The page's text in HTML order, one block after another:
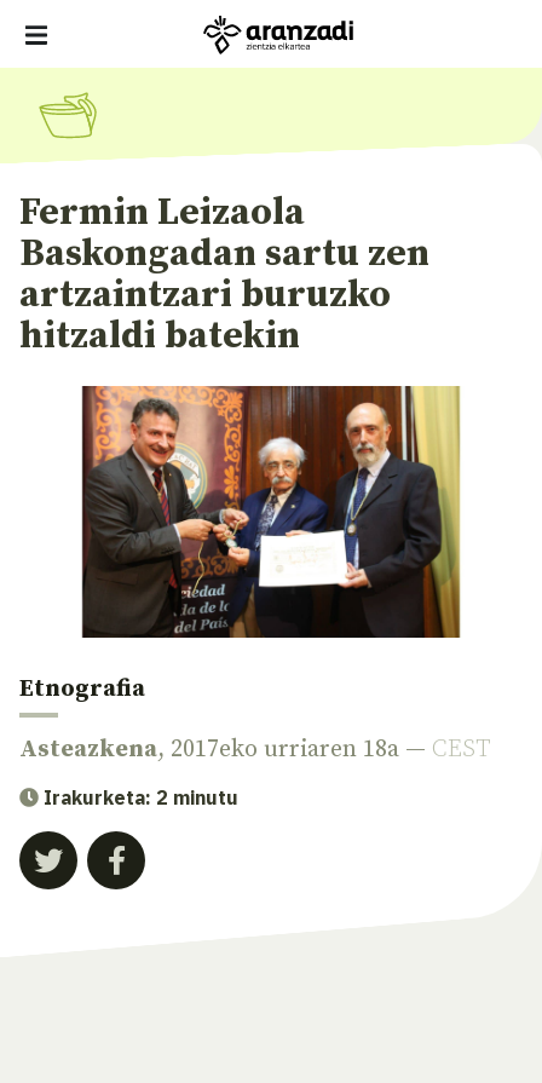
Fermin Leizaola
Baskongadan sartu zen
artzaintzari buruzko
hitzaldi batekin
Etnografia
Asteazkena, 2017eko urriaren 18a — CEST
Irakurketa: 2 minutu